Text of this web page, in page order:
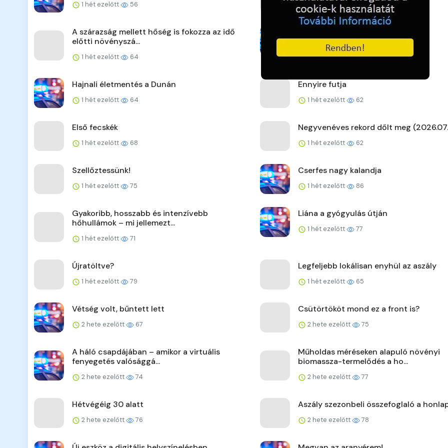
1 hét ezelőtt 56 1 hét ezelőtt 63
A szárazság mellett hőség is fokozza az idő
előtti növényszá...
1 hét ezelőtt 64
1 hét ezelőtt 67
Hajnali életmentés a Dunán
1 hét ezelőtt 64
Ennyire futja
1 hét ezelőtt 62
Első fecskék
1 hét ezelőtt 68
Negyvenéves rekord dőlt meg
1 hét ezelőtt 62
Szellőztessünk!
1 hét ezelőtt 75
Cserfes nagy kalandja
1 hét ezelőtt 86
Gyakoribb, hosszabb és intenzívebb
hőhullámok – mi jellemezt...
1 hét ezelőtt 71
Liána a gyógyulás útján
1 hét ezelőtt 77
Újratöltve?
1 hét ezelőtt 79
Legfeljebb lokálisan enyhül az aszály
1 hét ezelőtt 65
Vétség volt, bűntett lett
2 hete ezelőtt 67
Csütörtököt mond ez a front is?
2 hete ezelőtt 75
A háló csapdájában – amikor a virtuális
fenyegetés valósággá...
2 hete ezelőtt 74
Műholdas méréseken alapuló növényi
biomassza-termelődés a ho...
2 hete ezelőtt 77
Hétvégéig 30 alatt
2 hete ezelőtt 76
Aszály szezonbeli összefoglaló a
2 hete ezelőtt 78